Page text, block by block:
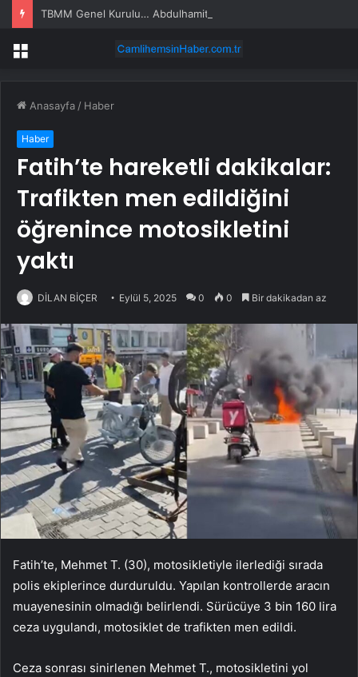
Menü
Anasayfa / Haber
Haber
Fatih’te hareketli dakikalar:
Trafikten men edildiğini
öğrenince motosikletini
yaktı
DİLAN BİÇER Eylül 5, 2025 0 0 Bir dakikadan az
Fatih’te, Mehmet T. (30), motosikletiyle ilerlediği sırada
polis ekiplerince durduruldu. Yapılan kontrollerde aracın
muayenesinin olmadığı belirlendi. Sürücüye 3 bin 160 lira
ceza uygulandı, motosiklet de trafikten men edildi.
Ceza sonrası sinirlenen Mehmet T., motosikletini yol